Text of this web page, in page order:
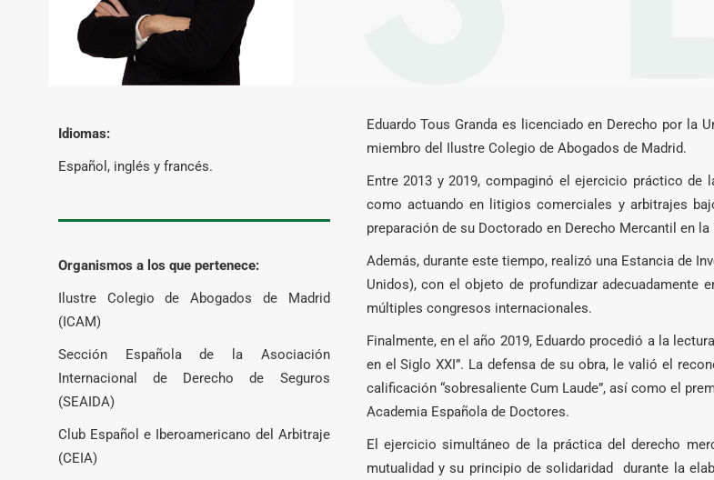
Idiomas:
Español, inglés y francés.
Organismos a los que pertenece:
Ilustre Colegio de Abogados de Madrid
(ICAM)
Sección Española de la Asociación
Internacional de Derecho de Seguros
(SEAIDA)
Club Español e Iberoamericano del Arbitraje
(CEIA)
Eduardo Tous Granda es licenciado en Derecho por la
miembro del Ilustre Colegio de Abogados de Madrid.
Entre 2013 y 2019, compaginó el ejercicio práctico de
como actuando en litigios comerciales y arbitrajes
preparación de su Doctorado en Derecho Mercantil en
Además, durante este tiempo, realizó una Estancia de
Unidos), con el objeto de profundizar adecuadamente
múltiples congresos internacionales.
Finalmente, en el año 2019, Eduardo procedió a la
en el Siglo XXI”. La defensa de su obra, le valió el
calificación “sobresaliente Cum Laude”, así como el
Academia Española de Doctores.
El ejercicio simultáneo de la práctica del derecho
mutualidad y su principio de solidaridad durante la